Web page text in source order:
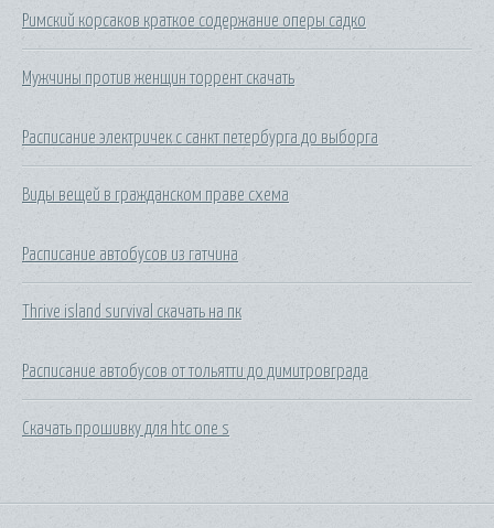
Римский корсаков краткое содержание оперы садко
Мужчины против женщин торрент скачать
Расписание электричек с санкт петербурга до выборга
Виды вещей в гражданском праве схема
Расписание автобусов из гатчина
Thrive island survival скачать на пк
Расписание автобусов от тольятти до димитровграда
Скачать прошивку для htc one s